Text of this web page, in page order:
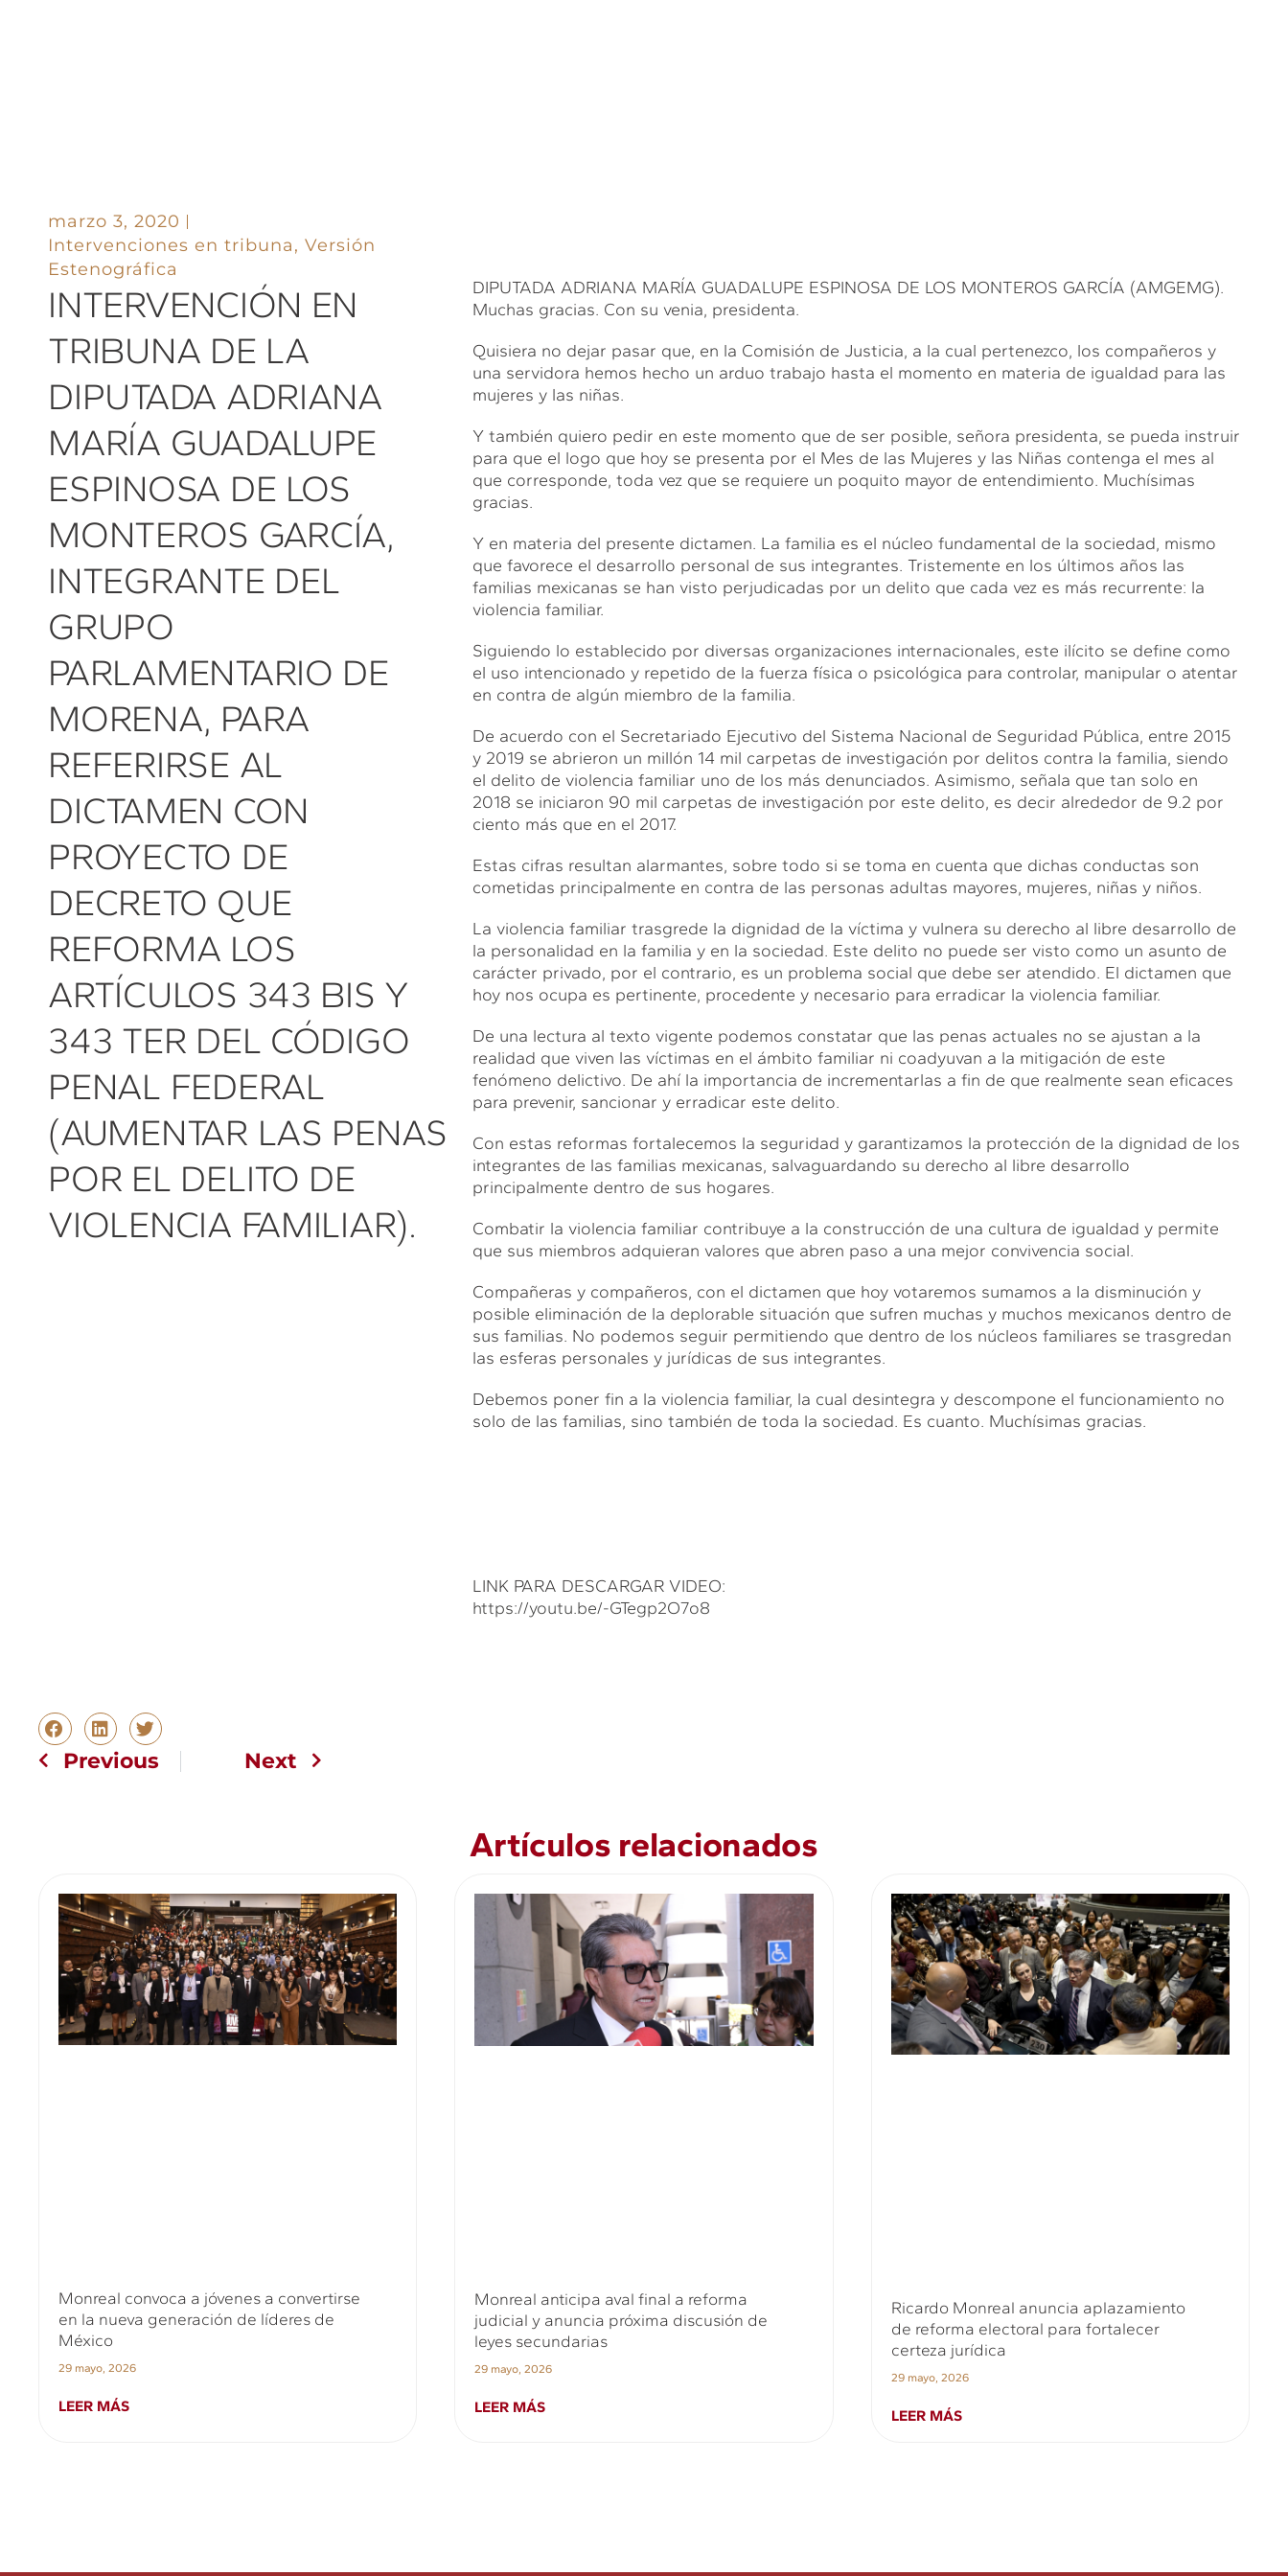
marzo 3, 2020
Intervenciones en tribuna,Versión
Estenográfica
INTERVENCIÓN EN
TRIBUNA DE LA
DIPUTADA ADRIANA
MARÍA GUADALUPE
ESPINOSA DE LOS
MONTEROS GARCÍA,
INTEGRANTE DEL
GRUPO
PARLAMENTARIO DE
MORENA, PARA
REFERIRSE AL
DICTAMEN CON
PROYECTO DE
DECRETO QUE
REFORMA LOS
ARTÍCULOS 343 BIS Y
343 TER DEL CÓDIGO
PENAL FEDERAL
(AUMENTAR LAS PENAS
POR EL DELITO DE
VIOLENCIA FAMILIAR).
DIPUTADA ADRIANA MARÍA GUADALUPE ESPINOSA DE LOS MONTEROS GARCÍA (AMGEMG).
Muchas gracias. Con su venia, presidenta.
Quisiera no dejar pasar que, en la Comisión de Justicia, a la cual pertenezco, los compañeros y
una servidora hemos hecho un arduo trabajo hasta el momento en materia de igualdad para las
mujeres y las niñas.
Y también quiero pedir en este momento que de ser posible, señora presidenta, se pueda instruir
para que el logo que hoy se presenta por el Mes de las Mujeres y las Niñas contenga el mes al
que corresponde, toda vez que se requiere un poquito mayor de entendimiento. Muchísimas
gracias.
Y en materia del presente dictamen. La familia es el núcleo fundamental de la sociedad, mismo
que favorece el desarrollo personal de sus integrantes. Tristemente en los últimos años las
familias mexicanas se han visto perjudicadas por un delito que cada vez es más recurrente: la
violencia familiar.
Siguiendo lo establecido por diversas organizaciones internacionales, este ilícito se define como
el uso intencionado y repetido de la fuerza física o psicológica para controlar, manipular o atentar
en contra de algún miembro de la familia.
De acuerdo con el Secretariado Ejecutivo del Sistema Nacional de Seguridad Pública, entre 2015
y 2019 se abrieron un millón 14 mil carpetas de investigación por delitos contra la familia, siendo
el delito de violencia familiar uno de los más denunciados. Asimismo, señala que tan solo en
2018 se iniciaron 90 mil carpetas de investigación por este delito, es decir alrededor de 9.2 por
ciento más que en el 2017.
Estas cifras resultan alarmantes, sobre todo si se toma en cuenta que dichas conductas son
cometidas principalmente en contra de las personas adultas mayores, mujeres, niñas y niños.
La violencia familiar trasgrede la dignidad de la víctima y vulnera su derecho al libre desarrollo de
la personalidad en la familia y en la sociedad. Este delito no puede ser visto como un asunto de
carácter privado, por el contrario, es un problema social que debe ser atendido. El dictamen que
hoy nos ocupa es pertinente, procedente y necesario para erradicar la violencia familiar.
De una lectura al texto vigente podemos constatar que las penas actuales no se ajustan a la
realidad que viven las víctimas en el ámbito familiar ni coadyuvan a la mitigación de este
fenómeno delictivo. De ahí la importancia de incrementarlas a fin de que realmente sean eficaces
para prevenir, sancionar y erradicar este delito.
Con estas reformas fortalecemos la seguridad y garantizamos la protección de la dignidad de los
integrantes de las familias mexicanas, salvaguardando su derecho al libre desarrollo
principalmente dentro de sus hogares.
Combatir la violencia familiar contribuye a la construcción de una cultura de igualdad y permite
que sus miembros adquieran valores que abren paso a una mejor convivencia social.
Compañeras y compañeros, con el dictamen que hoy votaremos sumamos a la disminución y
posible eliminación de la deplorable situación que sufren muchas y muchos mexicanos dentro de
sus familias. No podemos seguir permitiendo que dentro de los núcleos familiares se trasgredan
las esferas personales y jurídicas de sus integrantes.
Debemos poner fin a la violencia familiar, la cual desintegra y descompone el funcionamiento no
solo de las familias, sino también de toda la sociedad. Es cuanto. Muchísimas gracias.
LINK PARA DESCARGAR VIDEO:
https://youtu.be/-GTegp2O7o8
Previous Next
Artículos relacionados
Monreal convoca a jóvenes a convertirse
en la nueva generación de líderes de
México
29 mayo, 2026
LEER MÁS
Monreal anticipa aval final a reforma
judicial y anuncia próxima discusión de
leyes secundarias
29 mayo, 2026
LEER MÁS
Ricardo Monreal anuncia aplazamiento
de reforma electoral para fortalecer
certeza jurídica
29 mayo, 2026
LEER MÁS